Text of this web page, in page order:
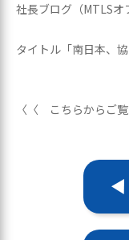
社長ブログ（MTLSオ
タイトル「南日本、協
〈〈 こちらからご覧